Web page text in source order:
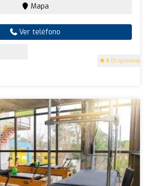
5 (5 opiniones)
Mapa
Ver teléfono